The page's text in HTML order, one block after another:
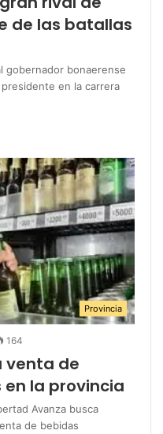
de las batallas
gobernador bonaerense
en la carrera
Provincia
164
venta de
la provincia
Avanza busca
de bebidas